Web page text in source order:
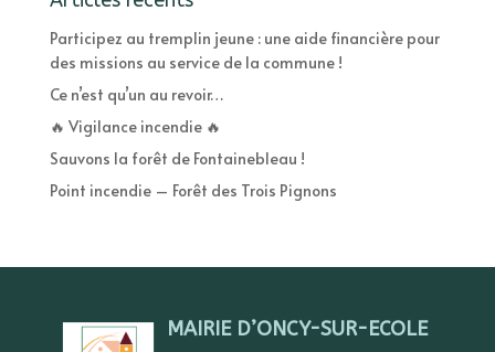
Participez au tremplin jeune : une aide financière pour
des missions au service de la commune !
Ce n’est qu’un au revoir…
🔥 Vigilance incendie 🔥
Sauvons la forêt de Fontainebleau !
Point incendie – Forêt des Trois Pignons
MAIRIE D’ONCY-SUR-ECOLE